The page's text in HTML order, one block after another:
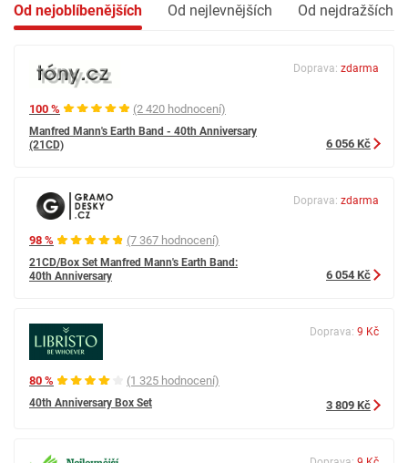
Od nejoblíbenějších Od nejlevnějších Od nejdražších
100 % (2 420 hodnocení)
Manfred Mann's Earth Band - 40th Anniversary
(21CD)
Doprava: zdarma
6 056 Kč
98 % (7 367 hodnocení)
21CD/Box Set Manfred Mann's Earth Band:
40th Anniversary
Doprava: zdarma
6 054 Kč
80 % (1 325 hodnocení)
40th Anniversary Box Set
Doprava: 9 Kč
3 809 Kč